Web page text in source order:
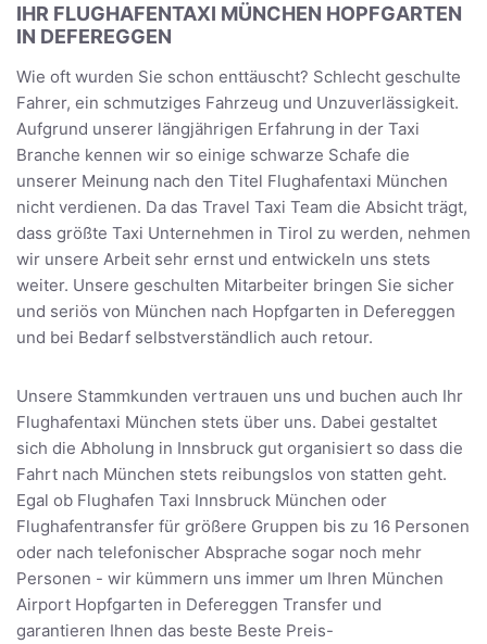
IHR FLUGHAFENTAXI MÜNCHEN HOPFGARTEN
IN DEFEREGGEN
Wie oft wurden Sie schon enttäuscht? Schlecht geschulte
Fahrer, ein schmutziges Fahrzeug und Unzuverlässigkeit.
Aufgrund unserer längjährigen Erfahrung in der Taxi
Branche kennen wir so einige schwarze Schafe die
unserer Meinung nach den Titel Flughafentaxi München
nicht verdienen. Da das Travel Taxi Team die Absicht trägt,
dass größte Taxi Unternehmen in Tirol zu werden, nehmen
wir unsere Arbeit sehr ernst und entwickeln uns stets
weiter. Unsere geschulten Mitarbeiter bringen Sie sicher
und seriös von München nach Hopfgarten in Defereggen
und bei Bedarf selbstverständlich auch retour.
Unsere Stammkunden vertrauen uns und buchen auch Ihr
Flughafentaxi München stets über uns. Dabei gestaltet
sich die Abholung in Innsbruck gut organisiert so dass die
Fahrt nach München stets reibungslos von statten geht.
Egal ob Flughafen Taxi Innsbruck München oder
Flughafentransfer für größere Gruppen bis zu 16 Personen
oder nach telefonischer Absprache sogar noch mehr
Personen - wir kümmern uns immer um Ihren München
Airport Hopfgarten in Defereggen Transfer und
garantieren Ihnen das beste Beste Preis-